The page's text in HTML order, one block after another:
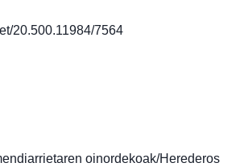
20.500.11984/7564
oinordekoak/Herederos